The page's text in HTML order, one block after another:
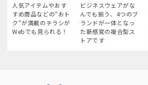
人気アイテムやおす
すめ商品などの“おト
ク“が満載のチラシが
Webでも見られる！
ビジネスウェアがな
んでも揃う、4つのブ
ランドが一体となっ
た新感覚の複合型ス
トアです